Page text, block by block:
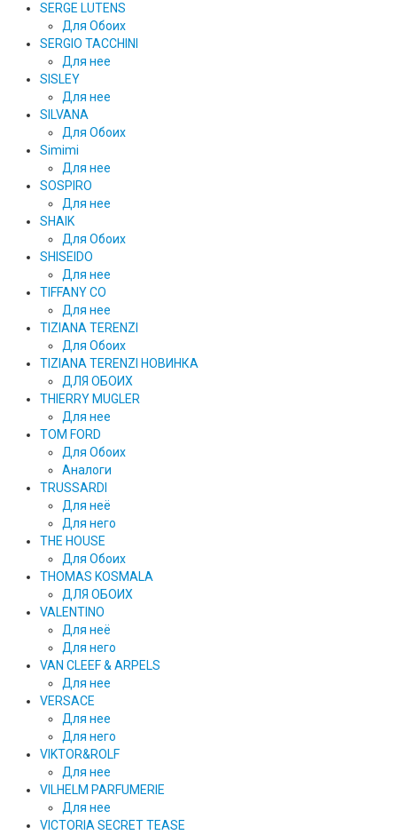
SERGE LUTENS
Для Обоих
SERGIO TACCHINI
Для нее
SISLEY
Для нее
SILVANA
Для Обоих
Simimi
Для нее
SOSPIRO
Для нее
SHAIK
Для Обоих
SHISEIDO
Для нее
TIFFANY CO
Для нее
TIZIANA TERENZI
Для Обоих
TIZIANA TERENZI НОВИНКА
ДЛЯ ОБОИХ
THIERRY MUGLER
Для нее
TOM FORD
Для Обоих
Аналоги
TRUSSARDI
Для неё
Для него
THE HOUSE
Для Обоих
THOMAS KOSMALA
ДЛЯ ОБОИХ
VALENTINO
Для неё
Для него
VAN CLEEF & ARPELS
Для нее
VERSACE
Для нее
Для него
VIKTOR&ROLF
Для нее
VILHELM PARFUMERIE
Для нее
VICTORIA SECRET TEASE